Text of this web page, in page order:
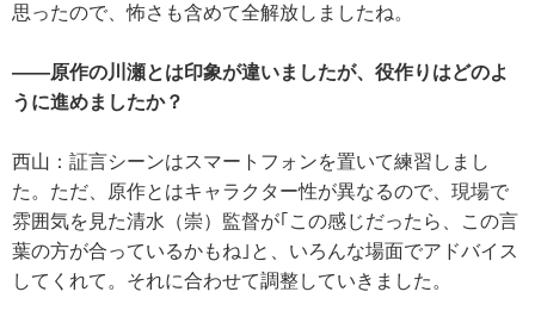
思ったので、怖さも含めて全解放しましたね。
――原作の川瀬とは印象が違いましたが、役作りはどのよ
うに進めましたか？
西山：証言シーンはスマートフォンを置いて練習しまし
た。ただ、原作とはキャラクター性が異なるので、現場で
雰囲気を見た清水（崇）監督が｢この感じだったら、この言
葉の方が合っているかもね｣と、いろんな場面でアドバイス
してくれて。それに合わせて調整していきました。